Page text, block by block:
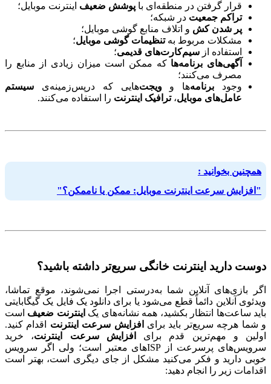
قرار گرفتن در منطقه‌ای با پوشش ضعیف اینترنت موبایل؛
تراکم جمعیت در شبکه؛
پر شدن کش و اتلاف منابع گوشی موبایل؛
مشکلات مربوط بهتنظیمات گوشی موبایل؛
استفاده از سیم‌کارت‌های قدیمی؛
آگهی‌های برنامه‌ها که ممکن است میزان زیادی از منابع را
مصرف می‌کنند؛
وجود برنامه‌ها وویجت‌هایی که درپس‌زمینه‌ی سیستم
عامل‌های موبایل،ترافیک اینترنت را استفاده می‌کنند.
همچنین بخوانید :
"افزایش سرعت اینترنت موبایل: ممکن یا ناممکن؟"
دوست دارید اینترنت خانگی سریع‌تر داشته باشید؟
اگر بازی‌های آنلاین شما به‌درستی اجرا نمی‌شوند، موقع تماشا،
ویدئوی آنلاین دائماً قطع می‌شود یا برای دانلود یک فایل یک گیگابایتی
باید ساعت‌ها انتظار بکشید، همه نشانه‌های یک اینترنت ضعیف است
و شما هرچه سریع‌تر باید برای افزایش سرعت اینترنت اقدام کنید.
اولین و مهم‌ترین قدم برای
افزایش سرعت اینترنت، خرید
سرویس‌های پرسرعت از ISP‌های معتبر است؛ ولی اگر سرویس
خوبی دارید و فکر می‌کنید مشکل از جای دیگری است، بهتر است
اقدامات زیر را انجام دهید: